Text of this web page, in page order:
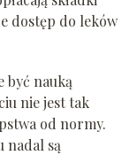
dostęp do leków
być nauką
nie jest tak
od normy.
nadal są